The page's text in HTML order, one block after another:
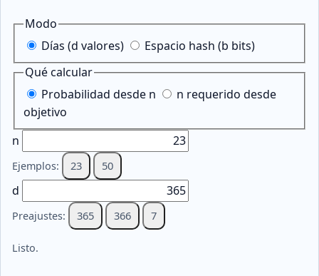
Modo
Días (d valores)
Espacio hash (b bits)
Qué calcular
Probabilidad desde n
n requerido desde
objetivo
n
Ejemplos: 23 50
d
Preajustes: 365 366 7
Listo.